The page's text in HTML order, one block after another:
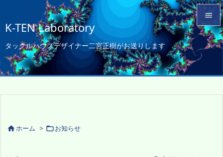
K-TEN Laboratory
タックルハウスデザイナー二宮正樹がお送りします


メニュ
ホーム > お知らせ